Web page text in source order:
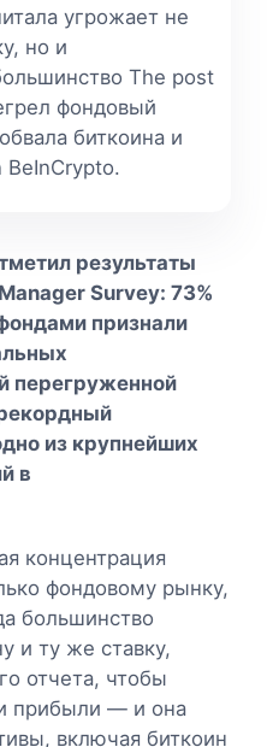
угрожает не
но и
The post
фондовый
биткоина и
BeInCrypto.
результаты
Survey: 73%
признали
перегруженной
из крупнейших
в
концентрация
фондовому рынку,
большинство
и ту же ставку,
отчета, чтобы
прибыли — и она
включая биткоин